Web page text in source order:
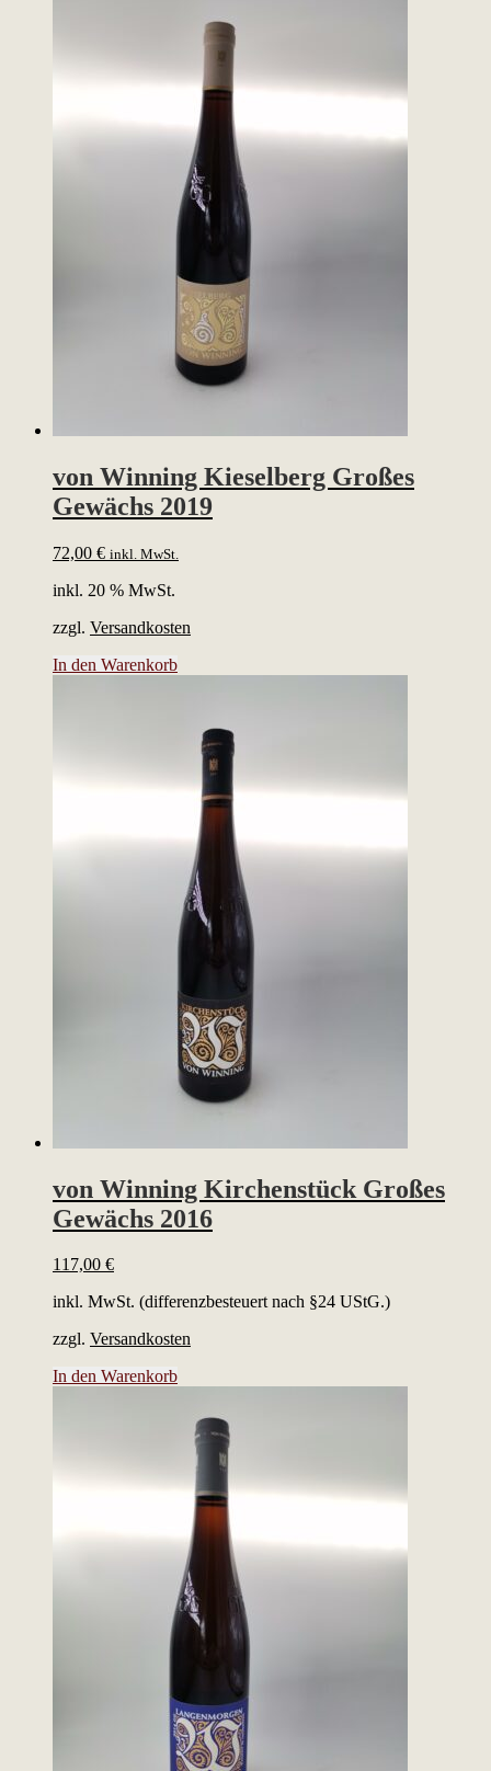
von Winning Kieselberg Großes
Gewächs 2019
72,00 € inkl. MwSt.
inkl. 20 % MwSt.
zzgl. Versandkosten
In den Warenkorb
von Winning Kirchenstück Großes
Gewächs 2016
117,00 €
inkl. MwSt. (differenzbesteuert nach §24 UStG.)
zzgl. Versandkosten
In den Warenkorb